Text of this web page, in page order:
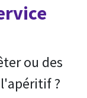
ou des
?